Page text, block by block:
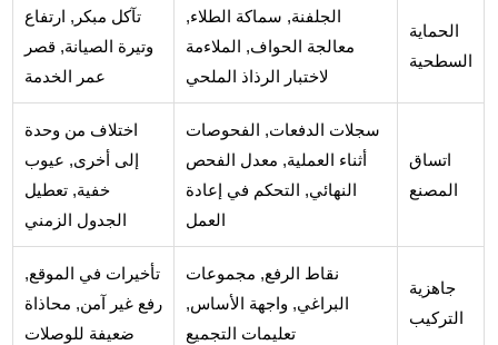
الحماية
السطحية
الجلفنة, سماكة الطلاء,
معالجة الحواف, الملاءمة
لاختبار الرذاذ الملحي
تآكل مبكر, ارتفاع
وتيرة الصيانة, قصر
عمر الخدمة
اتساق
المصنع
سجلات الدفعات, الفحوصات
أثناء العملية, معدل الفحص
النهائي, التحكم في إعادة
العمل
اختلاف من وحدة
إلى أخرى, عيوب
خفية, تعطيل
الجدول الزمني
جاهزية
التركيب
نقاط الرفع, مجموعات
البراغي, واجهة الأساس,
تعليمات التجميع
تأخيرات في الموقع,
رفع غير آمن, محاذاة
ضعيفة للوصلات